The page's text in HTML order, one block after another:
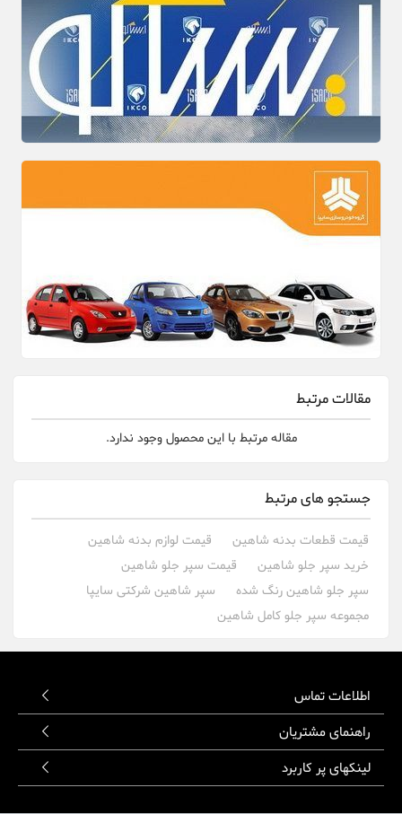
مقالات مرتبط
مقاله مرتبط با این محصول وجود ندارد.
جستجو های مرتبط
قیمت قطعات بدنه شاهین
قیمت لوازم بدنه شاهین
خرید سپر جلو شاهین
قیمت سپر جلو شاهین
سپر جلو شاهین رنگ شده
سپر شاهین شرکتی سایپا
مجموعه سپر جلو کامل شاهین
اطلاعات تماس
راهنمای مشتریان
لینکهای پر کاربرد